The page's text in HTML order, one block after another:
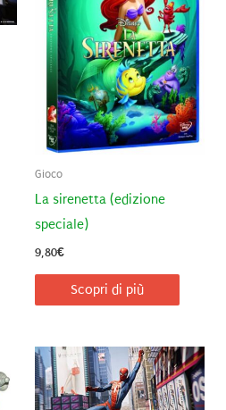
Gioco
La sirenetta (edizione
speciale)
9,80€
Scopri di più